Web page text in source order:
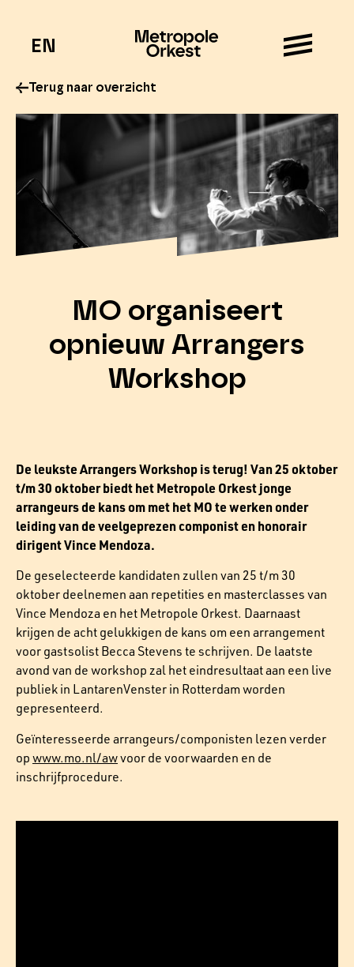
EN
Terug naar overzicht
MO organiseert
opnieuw Arrangers
Workshop
De leukste Arrangers Workshop is terug! Van 25 oktober
t/m 30 oktober biedt het Metropole Orkest jonge
arrangeurs de kans om met het MO te werken onder
leiding van de veelgeprezen componist en honorair
dirigent Vince Mendoza.
De geselecteerde kandidaten zullen van 25 t/m 30
oktober deelnemen aan repetities en masterclasses van
Vince Mendoza en het Metropole Orkest. Daarnaast
krijgen de acht gelukkigen de kans om een arrangement
voor gastsolist Becca Stevens te schrijven. De laatste
avond van de workshop zal het eindresultaat aan een live
publiek in LantarenVenster in Rotterdam worden
gepresenteerd.
Geïnteresseerde arrangeurs/componisten lezen verder
op www.mo.nl/awvoor de voorwaarden en de
inschrijfprocedure.